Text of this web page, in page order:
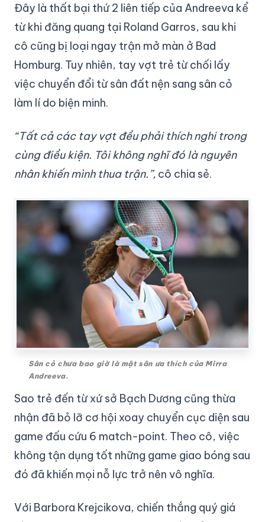
Đây là thất bại thứ 2 liên tiếp của Andreeva kể
từ khi đăng quang tại Roland Garros, sau khi
cô cũng bị loại ngay trận mở màn ở Bad
Homburg. Tuy nhiên, tay vợt trẻ từ chối lấy
việc chuyển đổi từ sân đất nện sang sân cỏ
làm lí do biện minh.
“Tất cả các tay vợt đều phải thích nghi trong
cùng điều kiện. Tôi không nghĩ đó là nguyên
nhân khiến mình thua trận.”, cô chia sẻ.
Sân cỏ chưa bao giờ là mặt sân ưa thích của Mirra
Andreeva.
Sao trẻ đến từ xứ sở Bạch Dương cũng thừa
nhận đã bỏ lỡ cơ hội xoay chuyển cục diện sau
game đấu cứu 6 match-point. Theo cô, việc
không tận dụng tốt những game giao bóng sau
đó đã khiến mọi nỗ lực trở nên vô nghĩa.
Với Barbora Krejcikova, chiến thắng quý giá